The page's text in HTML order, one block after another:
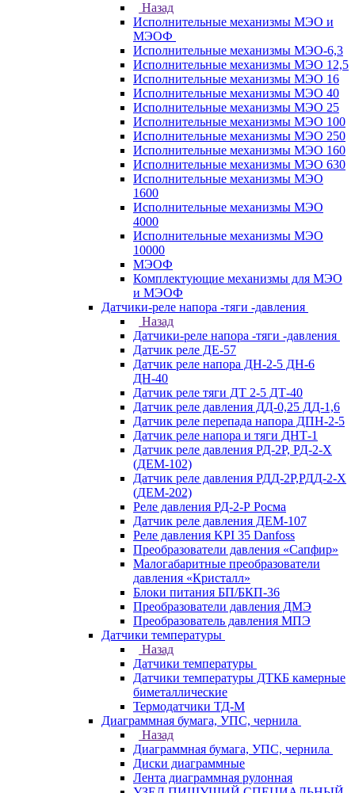
Назад
Исполнительные механизмы МЭО и
МЭОФ
Исполнительные механизмы МЭО-6,3
Исполнительные механизмы МЭО 12,5
Исполнительные механизмы МЭО 16
Исполнительные механизмы МЭО 40
Исполнительные механизмы МЭО 25
Исполнительные механизмы МЭО 100
Исполнительные механизмы МЭО 250
Исполнительные механизмы МЭО 160
Исполнительные механизмы МЭО 630
Исполнительные механизмы МЭО
1600
Исполнительные механизмы МЭО
4000
Исполнительные механизмы МЭО
10000
МЭОФ
Комплектующие механизмы для МЭО
и МЭОФ
Датчики-реле напора -тяги -давления
Назад
Датчики-реле напора -тяги -давления
Датчик реле ДЕ-57
Датчик реле напора ДН-2-5 ДН-6
ДН-40
Датчик реле тяги ДТ 2-5 ДТ-40
Датчик реле давления ДД-0,25 ДД-1,6
Датчик реле перепада напора ДПН-2-5
Датчик реле напора и тяги ДНТ-1
Датчик реле давления РД-2Р, РД-2-Х
(ДЕМ-102)
Датчик реле давления РДД-2Р,РДД-2-Х
(ДЕМ-202)
Реле давления РД-2-Р Росма
Датчик реле давления ДЕМ-107
Реле давления KPI 35 Danfoss
Преобразователи давления «Сапфир»
Малогабаритные преобразователи
давления «Кристалл»
Блоки питания БП/БКП-36
Преобразователи давления ДМЭ
Преобразователь давления МПЭ
Датчики температуры
Назад
Датчики температуры
Датчики температуры ДТКБ камерные
биметаллические
Термодатчики ТД-М
Диаграммная бумага, УПС, чернила
Назад
Диаграммная бумага, УПС, чернила
Диски диаграммные
Лента диаграммная рулонная